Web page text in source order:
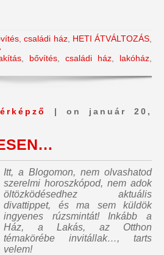
,családi ház, HETI ÁTVÁLTOZÁS
bővítés családi ház lakóház
| on január 20,
Itt, a Blogomon, nem olvashatod
szerelmi horoszkópod, nem adok
öltözködésedhez aktuális
divattippet, és ma sem küldök
ingyenes rúzsmintát! Inkább a
Ház, a Lakás, az Otthon
témakörébe invitállak…, tarts
velem!